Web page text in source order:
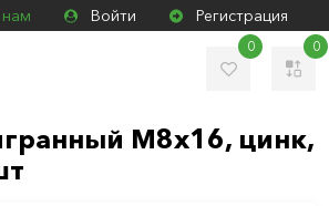
нам Войти Регистрация
0 0
М8х16, цинк,